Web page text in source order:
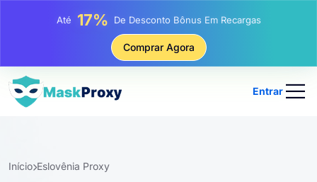
Até25%Desconto Em Compras Estáticas De IP
Desconto Em Compras Rotativas De IP
Comprar Agora
Entrar
Início Eslovênia Proxy